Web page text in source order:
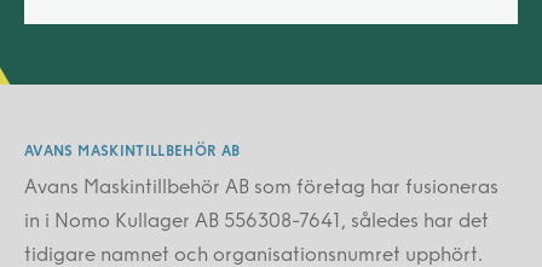
AVANS MASKINTILLBEHÖR AB
Avans Maskintillbehör AB som företag har fusioneras
in i Nomo Kullager AB 556308-7641, således har det
tidigare namnet och organisationsnumret upphört.